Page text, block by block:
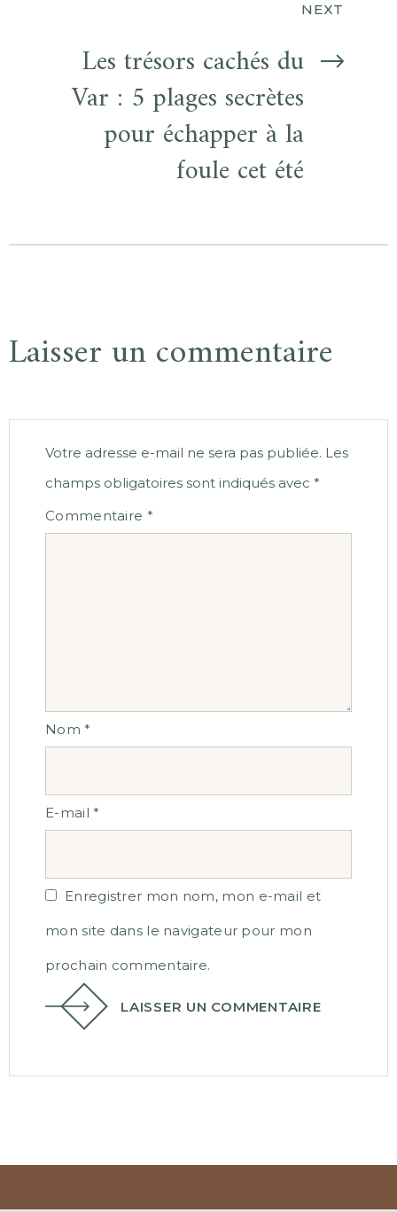
NEXT
Les trésors cachés du
Var : 5 plages secrètes
pour échapper à la
foule cet été
Laisser un commentaire
Votre adresse e-mail ne sera pas publiée. Les
champs obligatoires sont indiqués avec *
Commentaire *
Nom*
E-mail*
Enregistrer mon nom, mon e-mail et
mon site dans le navigateur pour mon
prochain commentaire.
LAISSER UN COMMENTAIRE